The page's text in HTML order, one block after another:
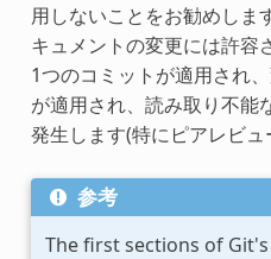
用しないことをお勧めしま
キュメントの変更には許容
1つのコミットが適用され
が適用され、読み取り不能
発生します(特にピアレビュ
参考
The first sections of